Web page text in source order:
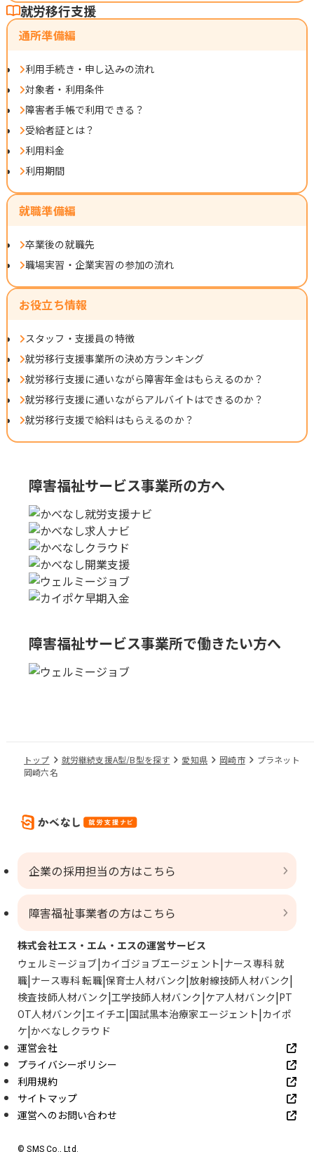
就労移行支援
通所準備編
利用手続き・申し込みの流れ
対象者・利用条件
障害者手帳で利用できる？
受給者証とは？
利用料金
利用期間
就職準備編
卒業後の就職先
職場実習・企業実習の参加の流れ
お役立ち情報
スタッフ・支援員の特徴
就労移行支援事業所の決め方ランキング
就労移行支援に通いながら障害年金はもらえるのか？
就労移行支援に通いながらアルバイトはできるのか？
就労移行支援で給料はもらえるのか？
障害福祉サービス事業所の方へ
障害福祉サービス事業所で働きたい方へ
トップ 就労継続支援A型/B型を探す 愛知県 岡崎市
プラネット
岡崎六名
企業の採用担当の方はこちら
障害福祉事業者の方はこちら
株式会社エス・エム・エスの運営サービス
ウェルミージョブ カイゴジョブエージェント ナース専科 就
職 ナース専科 転職 保育士人材バンク 放射線技師人材バンク
検査技師人材バンク 工学技師人材バンク ケア人材バンク PT
OT人材バンク エイチエ 国試黒本治療家エージェント カイポ
ケ かべなしクラウド
運営会社
プライバシーポリシー
利用規約
サイトマップ
運営へのお問い合わせ
© SMS Co., Ltd.